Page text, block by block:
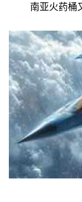
南亚火药桶